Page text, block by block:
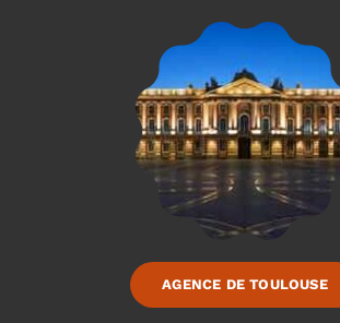
AGENCE DE TOULOUSE